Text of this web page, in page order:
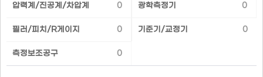
압력계/진공계/차압계 0 광학측정기 0
필러/피치/R게이지 0 기준기/교정기 0
측정보조공구 0